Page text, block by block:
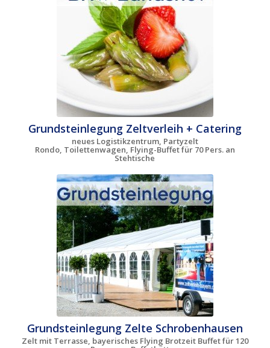
Grundsteinlegung Zeltverleih + Catering
neues Logistikzentrum, Partyzelt
Rondo, Toilettenwagen, Flying-Buffet für 70 Pers. an
Stehtische
Grundsteinlegung Zelte Schrobenhausen
Zelt mit Terrasse, bayerisches Flying Brotzeit Buffet für 120